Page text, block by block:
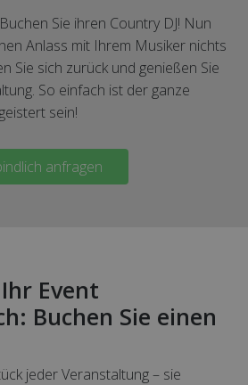
Sie ihren Country DJ! Nun
Anlass mit Ihrem Musiker nichts
Sie sich zurück und genießen Sie
So einfach ist der ganze
sein!
anfragen
Event
Buchen Sie einen
jeder Veranstaltung – sie